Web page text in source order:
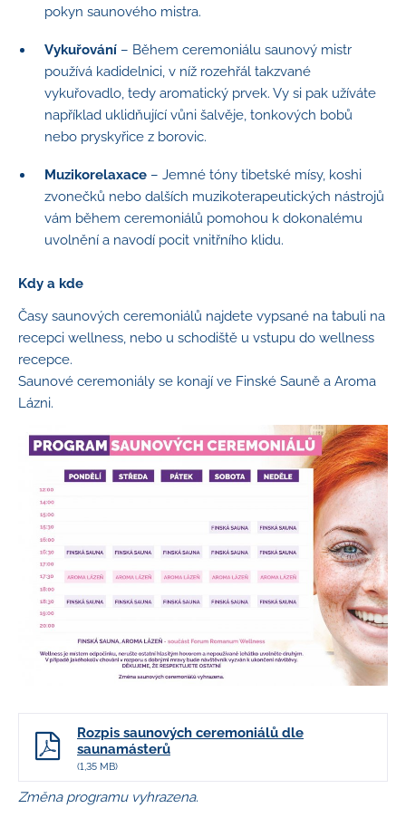
pokyn saunového mistra.
Vykuřování– Během ceremoniálu saunový mistr
používá kadidelnici, v níž rozehřál takzvané
vykuřovadlo, tedy aromatický prvek. Vy si pak užíváte
například uklidňující vůni šalvěje, tonkových bobů
nebo pryskyřice z borovic.
Muzikorelaxace– Jemné tóny tibetské mísy, koshi
zvonečků nebo dalších muzikoterapeutických nástrojů
vám během ceremoniálů pomohou k dokonalému
uvolnění a navodí pocit vnitřního klidu.
Kdy a kde
Časy saunových ceremoniálů najdete vypsané na tabuli na
recepci wellness, nebo u schodiště u vstupu do wellness
recepce.
Saunové ceremoniály se konají ve Finské Sauně a Aroma
Lázni.
Rozpis saunových ceremoniálů dle
saunamásterů
(1,35 MB)
Změna programu vyhrazena.